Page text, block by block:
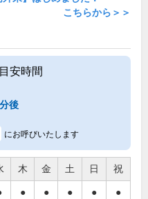
こちらから＞＞
安時間
分後
にお呼びいたします
木 金 土 日 祝
● ● ● ● ●